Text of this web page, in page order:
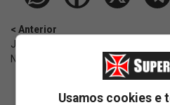
< Anterior
Jornalistas destacam talento de
Nelson Deossa; vídeo
Usamos cookies e